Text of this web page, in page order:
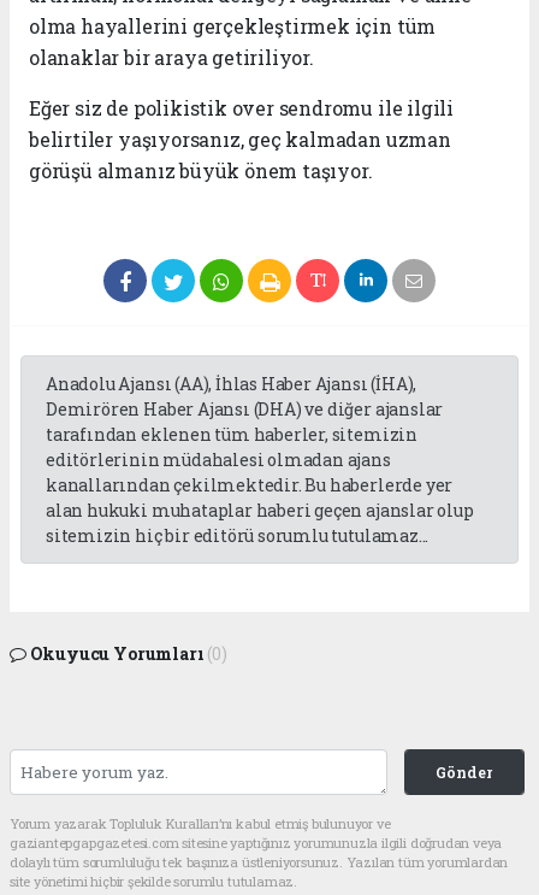
olma hayallerini gerçekleştirmek için tüm
olanaklar bir araya getiriliyor.
Eğer siz de polikistik over sendromu ile ilgili
belirtiler yaşıyorsanız, geç kalmadan uzman
görüşü almanız büyük önem taşıyor.
Anadolu Ajansı (AA), İhlas Haber Ajansı (İHA),
Demirören Haber Ajansı (DHA) ve diğer ajanslar
tarafından eklenen tüm haberler, sitemizin
editörlerinin müdahalesi olmadan ajans
kanallarından çekilmektedir. Bu haberlerde yer
alan hukuki muhataplar haberi geçen ajanslar olup
sitemizin hiç bir editörü sorumlu tutulamaz...
Okuyucu Yorumları (0)
Gönder
Yorum yazarak Topluluk Kuralları’nı kabul etmiş bulunuyor ve
gaziantepgapgazetesi.com sitesine yaptığınız yorumunuzla ilgili doğrudan veya
dolaylı tüm sorumluluğu tek başınıza üstleniyorsunuz. Yazılan tüm yorumlardan
site yönetimi hiçbir şekilde sorumlu tutulamaz.